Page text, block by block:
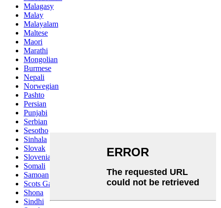
Malagasy
Malay
Malayalam
Maltese
Maori
Marathi
Mongolian
Burmese
Nepali
Norwegian
Pashto
Persian
Punjabi
Serbian
Sesotho
Sinhala
Slovak
Slovenian
Somali
Samoan
Scots Gaelic
Shona
Sindhi